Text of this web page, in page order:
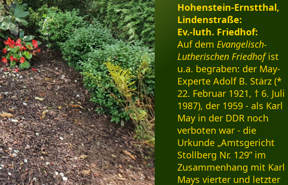
Hohenstein-Ernstthal,
Lindenstraße:
Ev.-luth. Friedhof:
Auf demEvangelisch-
Lutherischen Friedhofist
u.a. begraben: der May-
Experte Adolf B. Stärz (*
22. Februar 1921, † 6. Juli
1987), der 1959 - als Karl
May in der DDR noch
verboten war - die
Urkunde „Amtsgericht
Stollberg Nr. 129” im
Zusammenhang mit Karl
Mays vierter und letzter